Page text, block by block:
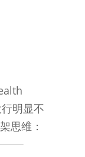
明显不
思维：